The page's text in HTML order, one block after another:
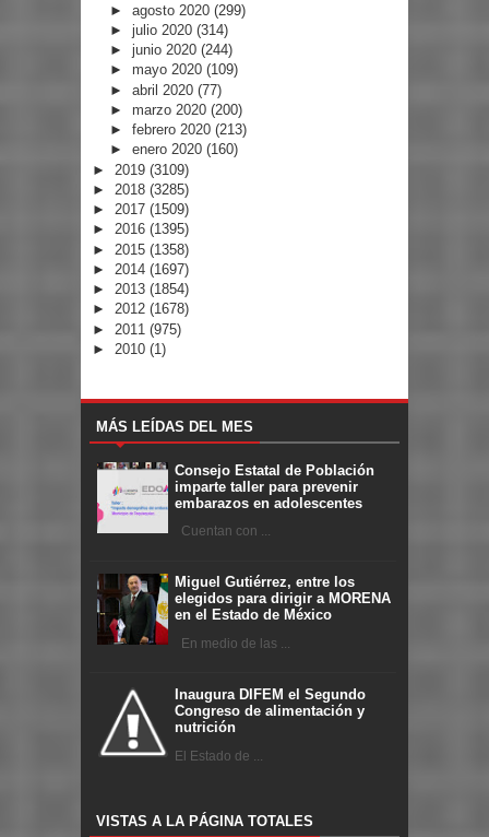
► agosto 2020 (299)
► julio 2020 (314)
► junio 2020 (244)
► mayo 2020 (109)
► abril 2020 (77)
► marzo 2020 (200)
► febrero 2020 (213)
► enero 2020 (160)
► 2019 (3109)
► 2018 (3285)
► 2017 (1509)
► 2016 (1395)
► 2015 (1358)
► 2014 (1697)
► 2013 (1854)
► 2012 (1678)
► 2011 (975)
► 2010 (1)
MÁS LEÍDAS DEL MES
Consejo Estatal de Población
imparte taller para prevenir
embarazos en adolescentes
Cuentan con ...
Miguel Gutiérrez, entre los
elegidos para dirigir a MORENA
en el Estado de México
En medio de las ...
Inaugura DIFEM el Segundo
Congreso de alimentación y
nutrición
El Estado de ...
VISTAS A LA PÁGINA TOTALES